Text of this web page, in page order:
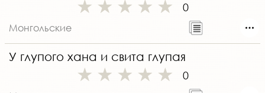
0
Монгольские
У глупого хана и свита глупая
0